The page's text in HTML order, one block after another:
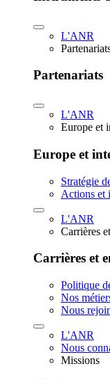
L'ANR
Partenariats
L'ANR
Europe et
Europe et
Stratégie
Actions et
L'ANR
Carrières
Carrières et
Politique
Nos
Nous
L'ANR
Nous
Missions